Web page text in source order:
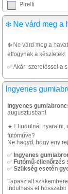
Pirelli
❄️ Ne várd meg a
❄️ Ne várd meg a
elfogynak a készletek!
✅ Akár szereléssel a
Ingyenes
Ingyenes
augusztusban!
☀️ Elindulnál nyaralni,
futóműve?
Ne hagyd, hogy egy
✅ Ingyenes
✅ Futómű-ellenőrzés
✅ Szükség esetén
Tapasztalt
indulhass el hosszabb